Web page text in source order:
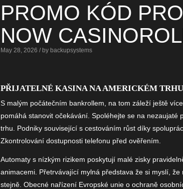
PROMO KÓD
NOW
May 28, 2026 / by backupsystems
PŘIJATELNÉ KASINA NA AMERICKÉM TRHU
S malým počátečním bankrollem, na tom záleží ještě
pomáhá stanovit očekávání. Spoléhejte se na
trhu. Podniky související s cestováním růst díky
Zkontrolování dostupnosti telefonu před ověřením.
Automaty s nízkým rizikem poskytují malé zisky
animacemi. Přetrvávající mylná představa že si myslí,
stejně. Obecné nařízení Evropské unie o ochraně